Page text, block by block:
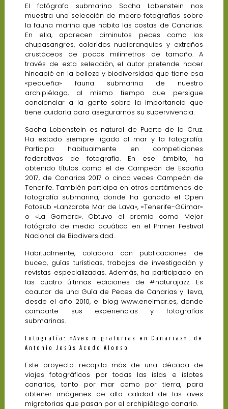
El fotógrafo submarino Sacha Lobenstein nos
muestra una selección de macro fotografías sobre
la fauna marina que habita las costas de Canarias.
En ella, aparecen diminutos peces como los
chupasangres, coloridos nudibranquios y extraños
crustáceos de pocos milímetros de tamaño. A
través de esta selección, el autor pretende hacer
hincapié en la belleza y biodiversidad que tiene esa
«pequeña» fauna submarina de nuestro
archipiélago, al mismo tiempo que persigue
concienciar a la gente sobre la importancia que
tiene cuidarla para asegurarnos su supervivencia.
Sacha Lobenstein es natural de Puerto de la Cruz.
Ha estado siempre ligado al mar y la fotografía.
Participa habitualmente en competiciones
federativas de fotografía. En ese ámbito, ha
obtenido títulos como el de Campeón de España
2017, de Canarias 2017 o cinco veces Campeón de
Tenerife. También participa en otros certámenes de
fotografía submarina, donde ha ganado el Open
Fotosub «Lanzarote Mar de Lava», «Tenerife-Güimar»
o «La Gomera». Obtuvo el premio como Mejor
fotógrafo de medio acuático en el Primer Festival
Nacional de Biodiversidad.
Habitualmente, colabora con publicaciones de
buceo, guías turísticas, trabajos de investigación y
revistas especializadas. Además, ha participado en
las cuatro últimas ediciones de #naturajazz. Es
coautor de una Guía de Peces de Canarias y lleva,
desde el año 2010, el blog www.enelmar.es, donde
comparte sus experiencias y fotografías
submarinas.
Fotografía: «Aves migratorias en Canarias», de
Antonio Jesús Acedo Alonso
Este proyecto recopila más de una década de
viajes fotográficos por todas las islas e islotes
canarios, tanto por mar como por tierra, para
obtener imágenes de alta calidad de las aves
migratorias que pasan por el archipiélago canario.